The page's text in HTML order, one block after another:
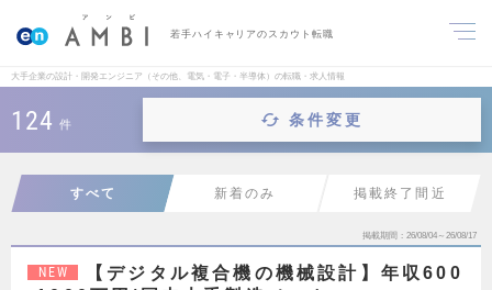
若手ハイキャリアのスカウト転職
大手企業の設計・開発エンジニア（その他、電気・電子・半導体）の転職・求人情報
124 件 条件変更
すべて 新着のみ 掲載終了間近
掲載期間 26/08/04～26/08/17
NEW
【デジタル複合機の機械設計】年収600